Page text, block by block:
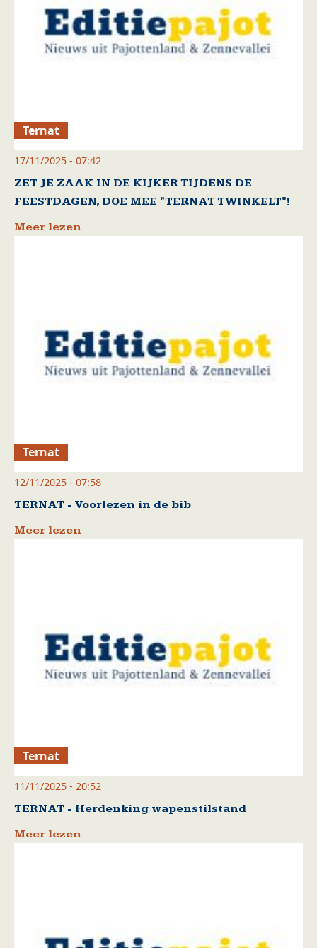
Ternat
17/11/2025 - 07:42
ZET JE ZAAK IN DE KIJKER TIJDENS DE
FEESTDAGEN, DOE MEE "TERNAT TWINKELT"!
Meer lezen
Ternat
12/11/2025 - 07:58
TERNAT - Voorlezen in de bib
Meer lezen
Ternat
11/11/2025 - 20:52
TERNAT - Herdenking wapenstilstand
Meer lezen